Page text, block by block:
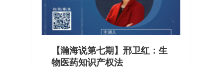
【瀚海说第七期】邢卫红：生
物医药知识产权法